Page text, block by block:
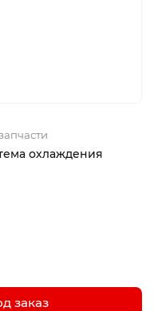
охлаждения
заказ